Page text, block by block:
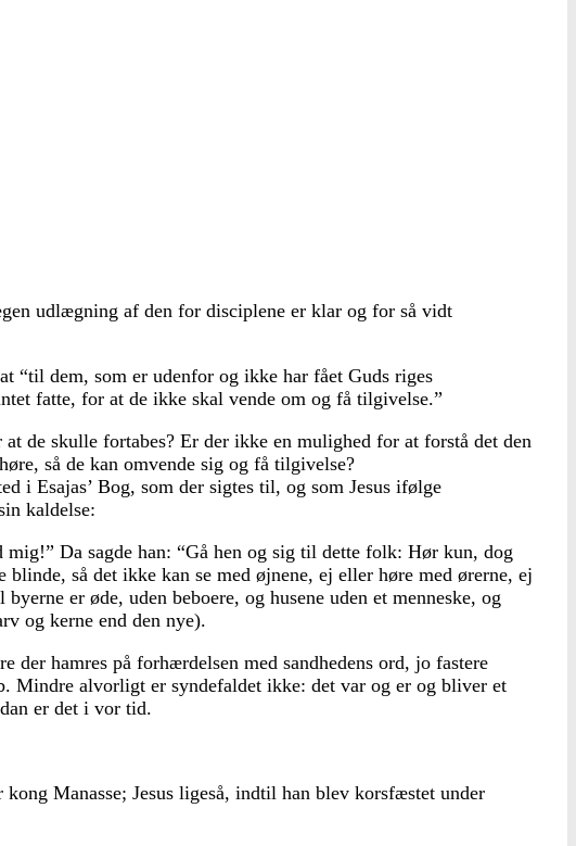
udlægning af den for disciplene er klar og for så vidt
“til dem, som er udenfor og ikke har fået Guds riges
fatte, for at de ikke skal vende om og få tilgivelse.”
de skulle fortabes? Er der ikke en mulighed for at forstå det den
så de kan omvende sig og få tilgivelse?
i Esajas’ Bog, som der sigtes til, og som Jesus ifølge
kaldelse:
Da sagde han: “Gå hen og sig til dette folk: Hør kun, dog
så det ikke kan se med øjnene, ej eller høre med ørerne, ej
er øde, uden beboere, og husene uden et menneske, og
og kerne end den nye).
hamres på forhærdelsen med sandhedens ord, jo fastere
Mindre alvorligt er syndefaldet ikke: det var og er og bliver et
er det i vor tid.
Manasse; Jesus ligeså, indtil han blev korsfæstet under